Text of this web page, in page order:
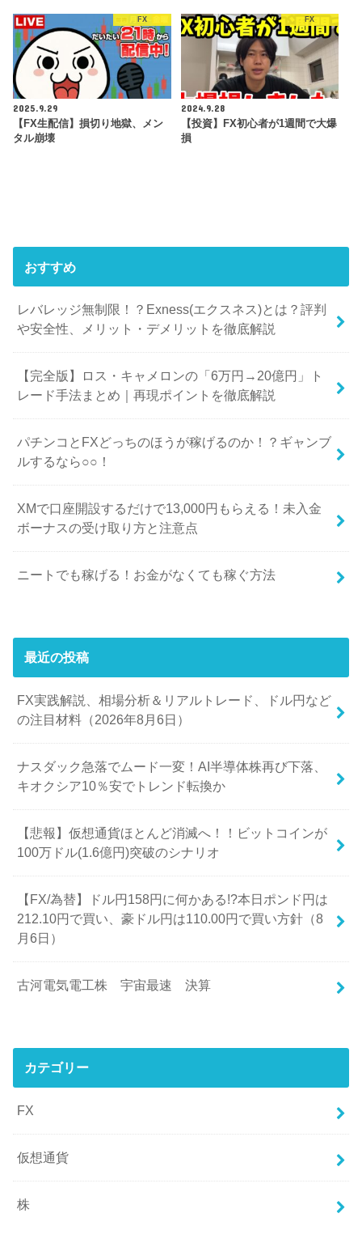
FX
2025.9.29
【FX生配信】損切り地獄、メン
タル崩壊
FX
2024.9.28
【投資】FX初心者が1週間で大爆
損
おすすめ
レバレッジ無制限！？Exness(エクスネス)とは？評判
や安全性、メリット・デメリットを徹底解説
【完全版】ロス・キャメロンの「6万円→20億円」ト
レード手法まとめ｜再現ポイントを徹底解説
パチンコとFXどっちのほうが稼げるのか！？ギャンブ
ルするなら○○！
XMで口座開設するだけで13,000円もらえる！未入金
ボーナスの受け取り方と注意点
ニートでも稼げる！お金がなくても稼ぐ方法
最近の投稿
FX実践解説、相場分析＆リアルトレード、ドル円など
の注目材料（2026年8月6日）
ナスダック急落でムード一変！AI半導体株再び下落、
キオクシア10％安でトレンド転換か
【悲報】仮想通貨ほとんど消滅へ！！ビットコインが
100万ドル(1.6億円)突破のシナリオ
【FX/為替】ドル円158円に何かある!?本日ポンド円は
212.10円で買い、豪ドル円は110.00円で買い方針（8
月6日）
古河電気電工株 宇宙最速 決算
カテゴリー
FX
仮想通貨
株